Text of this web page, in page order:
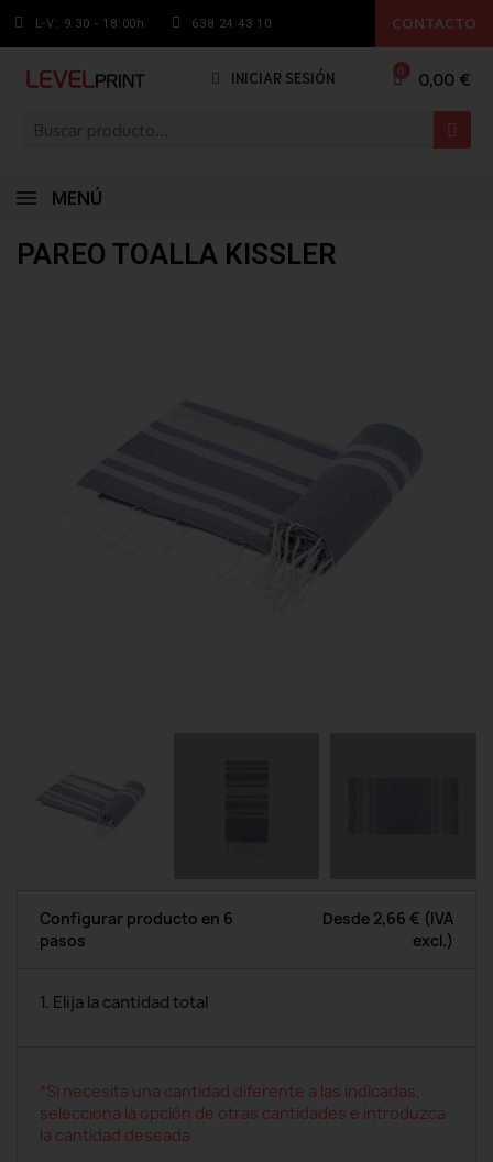
L-V: 9.30 - 18:00h 638 24 43 10 CONTACTO
INICIAR SESIÓN 0,00 €
MENÚ
PAREO TOALLA KISSLER
Configurar producto en 6
pasos
Desde 2,66 € (IVA
excl.)
1. Elija la cantidad total
*Si necesita una cantidad diferente a las indicadas,
selecciona la opción de otras cantidades e introduzca
la cantidad deseada